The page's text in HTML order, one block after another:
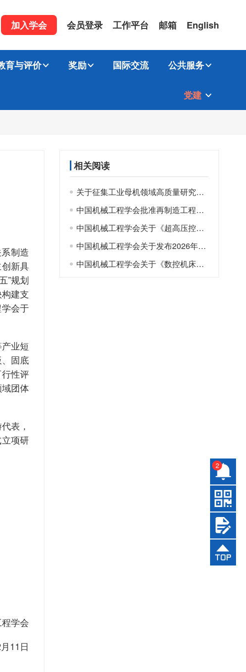
加入学会 会员登录 工作平台 邮箱 English
育与评价 奖励 国际交流 公共服务
党建
2
制造
新具
”规划
建支
会于
业短
固底
性评
团体
表，
项研
学会
11日
相关阅读
关于征集工业母机领域高质量研究成果的通知
中国机械工程学会批准再制造工程系列16项团体标准立项
中国机械工程学会关于《超高压控制阀》等19项团体标准拟立项项目的公示
中国机械工程学会关于发布2026年团体标准立项指南的通知
中国机械工程学会关于《数控机床精度保持性测评 通用原则》等52项团体标准拟立项项目的公示